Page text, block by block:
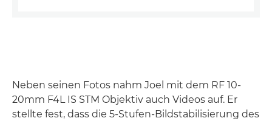
Neben seinen Fotos nahm Joel mit dem RF 10-
20mm F4L IS STM Objektiv auch Videos auf. Er
stellte fest, dass die 5-Stufen-Bildstabilisierung des